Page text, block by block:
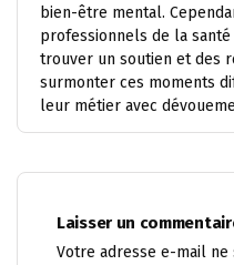
bien-être mental.
professionnels de la santé
trouver un soutien et des
surmonter ces moments
leur métier avec
Laisser un
Votre adresse e-mail